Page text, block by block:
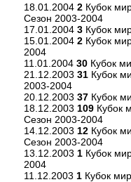
18.01.2004 2 Кубок
Сезон 2003-2004
17.01.2004 3 Кубок
15.01.2004 2 Кубок
2004
11.01.2004 30 Кубок
21.12.2003 31 Кубок
2003-2004
20.12.2003 37 Кубок
18.12.2003 109 Кубок
Сезон 2003-2004
14.12.2003 12 Кубок
Сезон 2003-2004
13.12.2003 1 Кубок
2004
11.12.2003 1 Кубок